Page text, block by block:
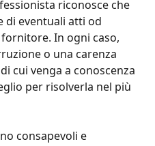
riconosce che
di eventuali atti od
In ogni caso,
o una carenza
cui venga a conoscenza
per risolverla nel più
consapevoli e